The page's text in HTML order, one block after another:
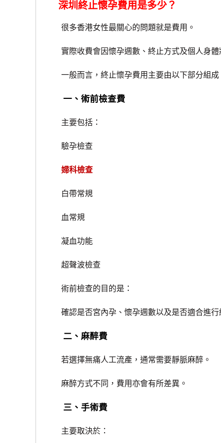
深圳終止懷孕費用是多少？
很多香港女性最關心的問題就是費用。
實際收費會因懷孕週數、終止方式及個人身體
一般而言，終止懷孕費用主要由以下部分組成
一、術前檢查費
主要包括：
驗孕檢查
婦科檢查
白帶常規
血常規
凝血功能
超聲波檢查
術前檢查的目的是：
確認是否宮內孕、懷孕週數以及是否適合進行
二、麻醉費
若選擇無痛人工流產，通常需要靜脈麻醉。
麻醉方式不同，費用亦會有所差異。
三、手術費
主要取決於：